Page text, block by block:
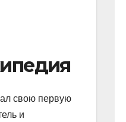
свою первую
и